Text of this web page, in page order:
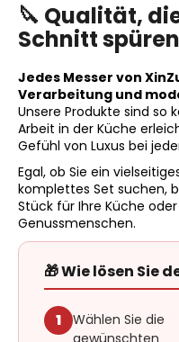
🔪 Qualität,
Schnitt spüren
Jedes Messer von
Verarbeitung und
Unsere Produkte sind so
Arbeit in der Küche
Gefühl von Luxus bei
Egal, ob Sie ein
komplettes Set suchen,
Stück für Ihre Küche
Genussmenschen.
🎁 Wie lösen Sie
1
Wählen Sie die